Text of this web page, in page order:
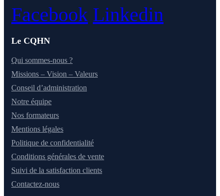
Facebook Linkedin
Le CQHN
Qui sommes-nous ?
Missions – Vision – Valeurs
Conseil d’administration
Notre équipe
Nos formateurs
Mentions légales
Politique de confidentialité
Conditions générales de vente
Suivi de la satisfaction clients
Contactez-nous